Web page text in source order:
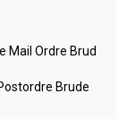
Mail Ordre Brud
Brude